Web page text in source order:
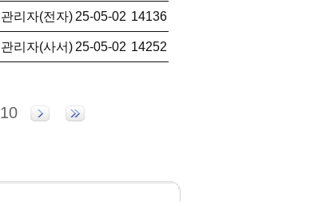
관리자(전자) 25-05-02 14136
관리자(사서) 25-05-02 14252
10